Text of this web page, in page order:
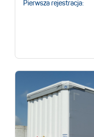
Pierwsza rejestracja: